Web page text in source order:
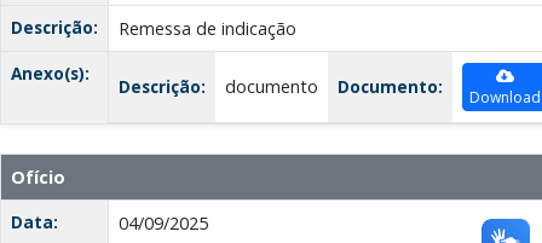
Descrição:
Remessa de indicação
Anexo(s):
Descrição: documento Documento: Download
Ofício
Data:
04/09/2025